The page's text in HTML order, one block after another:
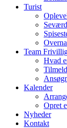
Turist
Team
Hvad
Kalender
Opret
Nyheder
Kontakt